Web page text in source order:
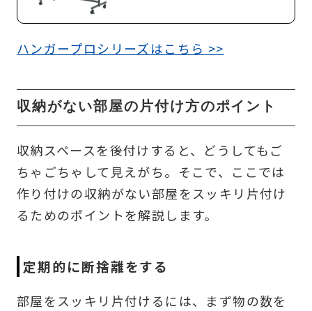
ハンガープロシリーズはこちら >>
収納がない部屋の片付け方のポイント
収納スペースを後付けすると、どうしてもご
ちゃごちゃして見えがち。そこで、ここでは
作り付けの収納がない部屋をスッキリ片付け
るためのポイントを解説します。
定期的に断捨離をする
部屋をスッキリ片付けるには、まず物の数を